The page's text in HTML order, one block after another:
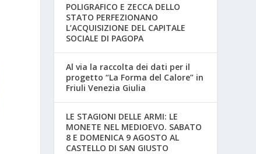
POLIGRAFICO E ZECCA DELLO
STATO PERFEZIONANO
L’ACQUISIZIONE DEL CAPITALE
SOCIALE DI PAGOPA
Al via la raccolta dei dati per il
progetto “La Forma del Calore” in
Friuli Venezia Giulia
LE STAGIONI DELLE ARMI: LE
MONETE NEL MEDIOEVO. SABATO
8 E DOMENICA 9 AGOSTO AL
CASTELLO DI SAN GIUSTO